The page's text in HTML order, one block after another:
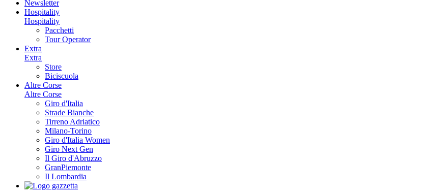
Newsletter
Hospitality
Hospitality
Pacchetti
Tour Operator
Extra
Extra
Store
Biciscuola
Altre Corse
Altre Corse
Giro d'Italia
Strade Bianche
Tirreno Adriatico
Milano-Torino
Giro d'Italia Women
Giro Next Gen
Il Giro d'Abruzzo
GranPiemonte
Il Lombardia